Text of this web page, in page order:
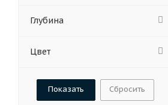
Eltax (
Focal (
Fyne Audio (3
Глубина
Цвет
Сбросить